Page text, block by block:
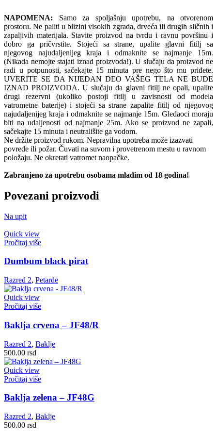
NAPOMENA: Samo za spoljašnju upotrebu, na otvorenom
prostoru. Ne paliti u blizini visokih zgrada, drveća ili drugih sličnih i
zapaljivih materijala. Stavite proizvod na tvrdu i ravnu površinu i
dobro ga pričvrstite. Stojeći sa strane, upalite glavni fitilj sa
njegovog najudaljenijeg kraja i odmaknite se najmanje 15m.
(Nikada nemojte stajati iznad proizvoda!). U slučaju da proizvod ne
radi u potpunosti, sačekajte 15 minuta pre nego što mu priđete.
UVERITE SE DA NIJEDAN DEO VAŠEG TELA NE BUDE
IZNAD PROIZVODA. U slučaju da glavni fitilj ne opali, upalite
drugi rezervni (ukoliko postoji fitilj u zavisnosti od modela
vatrometne baterije) i stojeći sa strane zapalite fitilj od njegovog
najudaljenijeg kraja i odmaknite se najmanje 15m. Gledaoci moraju
biti na udaljenosti od najmanje 25m. Ako se proizvod ne zapali,
sačekajte 15 minuta i neutrališite ga vodom.
Ne držite proizvod rukom. Nepravilna upotreba može izazvati
povrede ili požar. Čuvati na suvom i provetrenom mestu u ravnom
položaju. Ne okretati vatromet naopačke.
Zabranjeno za upotrebu osobama mlađim od 18 godina!
Povezani proizvodi
Na upit
Quick view
Pročitaj više
Dumbum black pirat
Razred 2, Petarde
Quick view
Pročitaj više
Baklja crvena – JF48/R
Razred 2, Baklje
500.00 rsd
Quick view
Pročitaj više
Baklja zelena – JF48G
Razred 2, Baklje
500.00 rsd